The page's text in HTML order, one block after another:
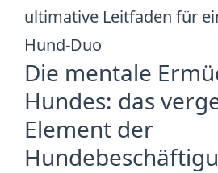
ultimative Leitfaden für
Hund-Duo
Die mentale
Hundes: das
Element der